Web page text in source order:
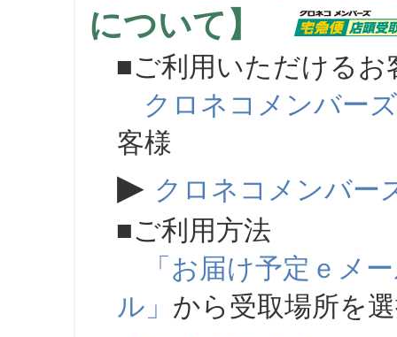
について】
■ご利用いただけるお
クロネコメンバーズ
客様
▶ クロネコメンバー
■ご利用方法
「お届け予定ｅメ
ル」 から受取場所を